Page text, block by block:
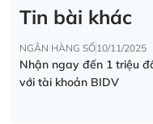
Tin bài khác
NGÂN HÀNG SỐ10/11/2025
Nhận ngay đến 1 triệu
với tài khoản BIDV